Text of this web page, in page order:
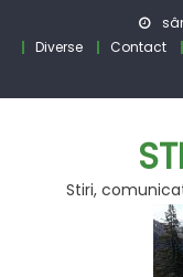
Diverse
Contact
Stiri,